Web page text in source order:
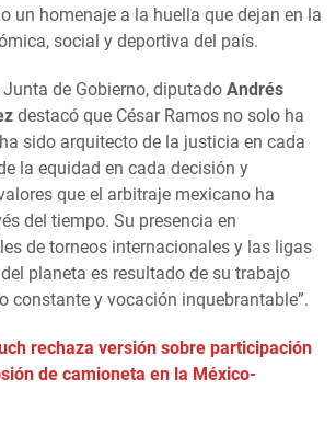
un homenaje a la huella que dejan en la
social y deportiva del país.
de Gobierno, diputado Andrés
destacó que César Ramos no solo ha
sido arquitecto de la justicia en cada
la equidad en cada decisión y
que el arbitraje mexicano ha
del tiempo. Su presencia en
de torneos internacionales y las ligas
planeta es resultado de su trabajo
constante y vocación inquebrantable”.
rechaza versión sobre participación
de camioneta en la México-